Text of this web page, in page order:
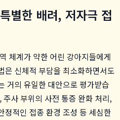
별한 배려, 저자극 접
체계가 약한 어린 강아지들에게
은 신체적 부담을 최소화하면서도
거의 유일한 대안으로 평가받습
사 부위의 사전 통증 완화 처리,
정적인 접종 환경 조성 등 세심한